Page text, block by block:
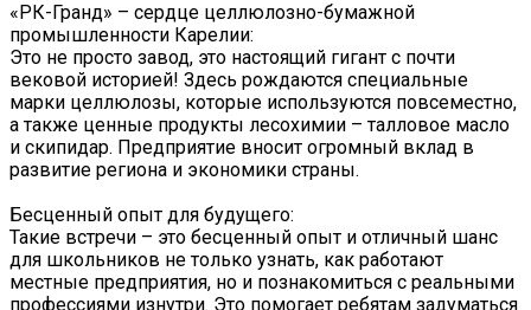
«РК-Гранд» – сердце целлюлозно-бумажной
промышленности Карелии:
Это не просто завод, это настоящий гигант с почти
вековой историей! Здесь рождаются специальные
марки целлюлозы, которые используются повсеместно,
а также ценные продукты лесохимии – талловое масло
и скипидар. Предприятие вносит огромный вклад в
развитие региона и экономики страны.
Бесценный опыт для будущего:
Такие встречи – это бесценный опыт и отличный шанс
для школьников не только узнать, как работают
местные предприятия, но и познакомиться с реальными
профессиями изнутри. Это помогает ребятам задуматься